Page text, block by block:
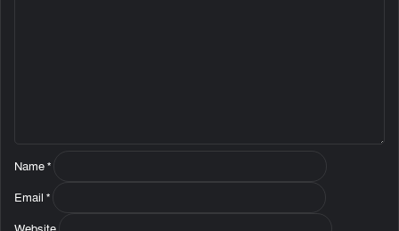
Name*
Email *